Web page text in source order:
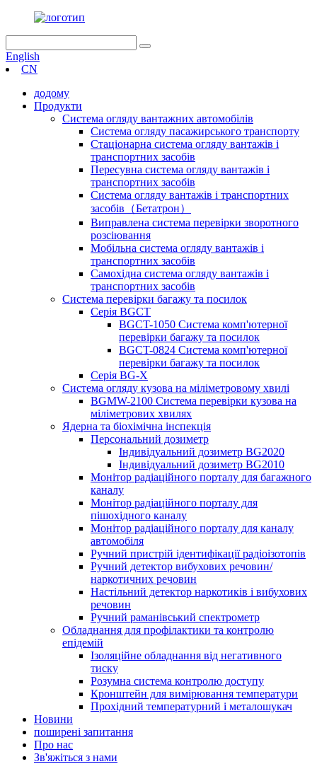
English
CN
додому
Продукти
Система огляду вантажних автомобілів
Система огляду пасажирського транспорту
Стаціонарна система огляду вантажів і
транспортних засобів
Пересувна система огляду вантажів і
транспортних засобів
Система огляду вантажів і транспортних
засобів（Бетатрон）
Виправлена ​​система перевірки зворотного
розсіювання
Мобільна система огляду вантажів і
транспортних засобів
Самохідна система огляду вантажів і
транспортних засобів
Система перевірки багажу та посилок
Серія BGCT
BGCT-1050 Система комп'ютерної
перевірки багажу та посилок
BGCT-0824 Система комп'ютерної
перевірки багажу та посилок
Серія BG-X
Система огляду кузова на міліметровому хвилі
BGMW-2100 Система перевірки кузова на
міліметрових хвилях
Ядерна та біохімічна інспекція
Персональний дозиметр
Індивідуальний дозиметр BG2020
Індивідуальний дозиметр BG2010
Монітор радіаційного порталу для багажного
каналу
Монітор радіаційного порталу для
пішохідного каналу
Монітор радіаційного порталу для каналу
автомобіля
Ручний пристрій ідентифікації радіоізотопів
Ручний детектор вибухових речовин/
наркотичних речовин
Настільний детектор наркотиків і вибухових
речовин
Ручний раманівський спектрометр
Обладнання для профілактики та контролю
епідемій
Ізоляційне обладнання від негативного
тиску
Розумна система контролю доступу
Кронштейн для вимірювання температури
Прохідний температурний і металошукач
Новини
поширені запитання
Про нас
Зв'яжіться з нами